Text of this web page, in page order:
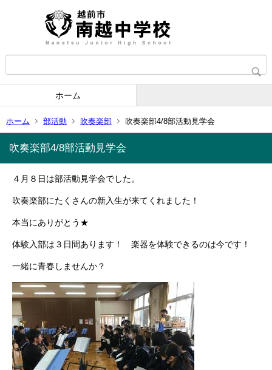
ホーム
ホーム 部活動 吹奏楽部 吹奏楽部4/8部活動見学会
吹奏楽部4/8部活動見学会
４月８日は部活動見学会でした。
吹奏楽部にたくさんの新入生が来てくれました！
本当にありがとう★
体験入部は３日間あります！ 楽器を体験できるのは今です！
一緒に青春しませんか？